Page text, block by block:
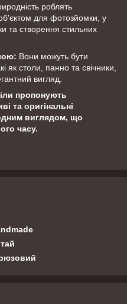
роблять
об'єктом для фотозйомки, у
та створення стильних
Вони можуть бути
як столи, панно та свічники,
вигляд.
пропонують
та оригінальні
виглядом, що
часу.